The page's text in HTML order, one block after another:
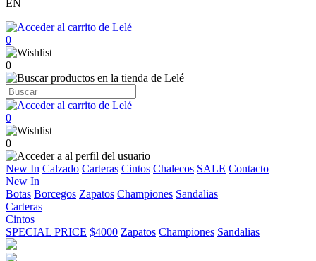
EN
0
0
0
0
New In Calzado Carteras Cintos Chalecos SALE Contacto
New In
Botas Borcegos Zapatos Championes Sandalias
Carteras
Cintos
SPECIAL PRICE $4000 Zapatos Championes Sandalias